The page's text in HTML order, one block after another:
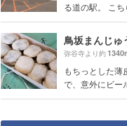
る道の駅。 こ
鳥坂まんじゅ
弥谷寺より約
もちっとした薄
で、意外にビー